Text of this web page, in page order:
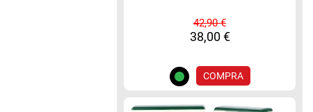
42,90 €
38,00 €
COMPRA